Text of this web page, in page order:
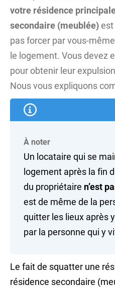
votre résidence
secondaire (meublée)est
pas forcer par vous-
le logement. Vous devez
pour obtenir leur
Nous vous expliquons
À noter
Un locataire qui se
logement après la fin
du propriétaire n’est
est de même de la
quitter les lieux après
par la personne qui y
Le fait de squatter une
résidence secondaire